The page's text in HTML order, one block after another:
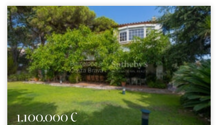
1.100.000 €